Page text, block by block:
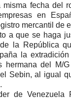
misma fecha del
en
mercantil de
a que se haga
la República
la
hermana del M/
Sebin, al igual
de Venezuela